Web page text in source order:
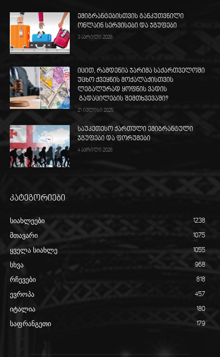
ემიგრანტებისთვის განკუთვნილი
ონლაინ სერვისები და ჯგუფები
3 აპრილი 2026
იცით, რამდენია ჯარიმა საქართველოში
უცხო ქვეყნის მოქალაქისთვის
ლეგალურად ყოფნის ვადის
გადაცილების შემთხვევაში?
21 ივლისი 2025
საუკეთესო ქართული ემიგრანტული
ჯგუფები და ფორუმები
4 აპრილი 2026
კატეგორიები
სიახლეები 1238
მთავარი 1075
ყველა სიახლე 1055
სხვა 968
რჩევები 818
ევროპა 457
იტალია 180
საფრანგეთი 179